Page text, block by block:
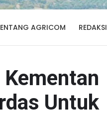
AGRICOM REDAKSI
Untuk